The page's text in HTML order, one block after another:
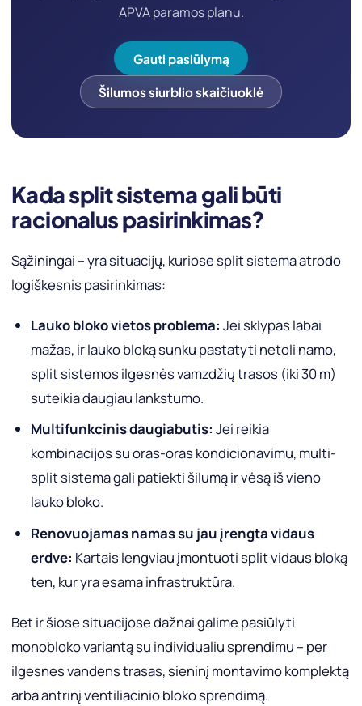
APVA paramos planu.
Gauti pasiūlymą
Šilumos siurblio skaičiuoklė
Kada split sistema gali būti
racionalus pasirinkimas?
Sąžiningai – yra situacijų, kuriose split sistema atrodo
logiškesnis pasirinkimas:
Lauko bloko vietos problema: Jei sklypas labai
mažas, ir lauko bloką sunku pastatyti netoli namo,
split sistemos ilgesnės vamzdžių trasos (iki 30 m)
suteikia daugiau lankstumo.
Multifunkcinis daugiabutis: Jei reikia
kombinacijos su oras-oras kondicionavimu, multi-
split sistema gali patiekti šilumą ir vėsą iš vieno
lauko bloko.
Renovuojamas namas su jau įrengta vidaus
erdve: Kartais lengviau įmontuoti split vidaus bloką
ten, kur yra esama infrastruktūra.
Bet ir šiose situacijose dažnai galime pasiūlyti
monobloko variantą su individualiu sprendimu – per
ilgesnes vandens trasas, sieninį montavimo komplektą
arba antrinį ventiliacinio bloko sprendimą.